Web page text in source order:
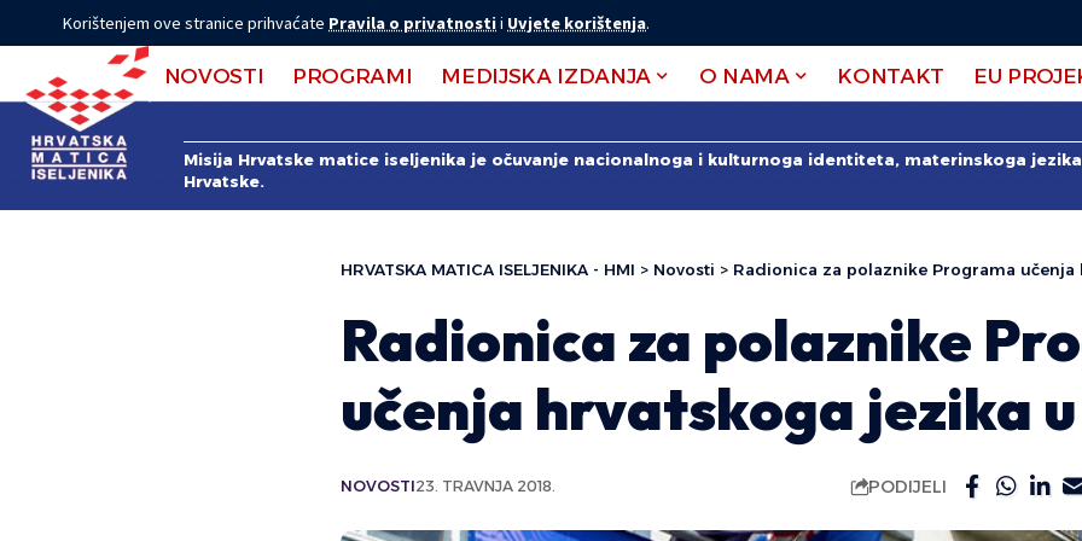
Korištenjem ove stranice prihvaćate Pravila o privatnostii Uvjete korištenja.
NOVOSTI PROGRAMI MEDIJSKA IZDANJA O NAMA KONTAKT EU
Misija Hrvatske matice iseljenika je očuvanje nacionalnoga i kulturnoga identiteta, materinskoga
Hrvatske.
HRVATSKA MATICA ISELJENIKA - HMI > Novosti > Radionica za polaznike Programa učenja
Radionica za polaznike
učenja hrvatskoga jezika u
NOVOSTI23. TRAVNJA 2018. PODIJELI